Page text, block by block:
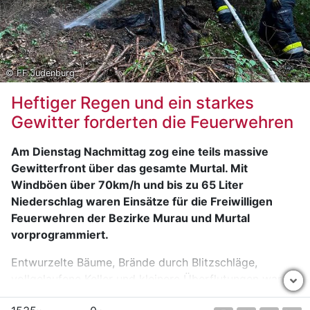
Sachdienliche Hinweise sind an die Polizeiinspektion
Murau, Tel. Nr.: 059 133/6360, erbeten.
© FF Judenburg
Heftiger Regen und ein starkes
Gewitter forderten die Feuerwehren
Am Dienstag Nachmittag zog eine teils massive
Gewitterfront über das gesamte Murtal. Mit
Windböen über 70km/h und bis zu 65 Liter
Niederschlag waren Einsätze für die Freiwilligen
Feuerwehren der Bezirke Murau und Murtal
vorprogrammiert.
Entwurzelte Bäume, Brände durch Blitzschläge,
vollgelaufene Keller und kleinere Überflutungen waren
nur einige Angaben der Notrufe.